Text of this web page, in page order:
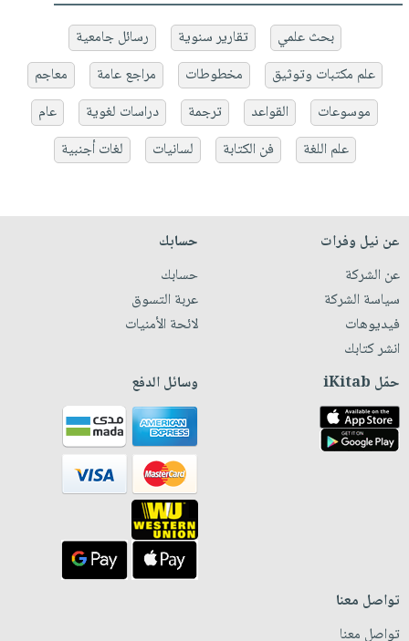
بحث علمي تقارير سنوية
رسائل جامعية
علم مكتبات وتوثيق
مخطوطات مراجع عامة
معاجم
موسوعات
القواعد ترجمة دراسات لغوية
عام
علم اللغة
فن الكتابة لسانيات لغات أجنبية
عن نيل وفرات
عن الشركة
سياسة الشركة
فيديوهات
انشر كتابك
حسابك
حسابك
عربة التسوق
لائحة الأمنيات
حمّل iKitab وسائل الدفع
تواصل معنا
تواصل معنا